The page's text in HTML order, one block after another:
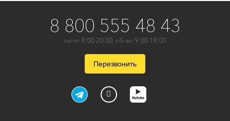
8 800 555 48 43
пн-пт 8:00-20:00, сб-вс 9:00-18:00
Перезвонить